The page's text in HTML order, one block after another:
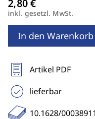
inkl. gesetzl. MwSt.
In den Warenkorb
Artikel PDF
lieferbar
10.1628/